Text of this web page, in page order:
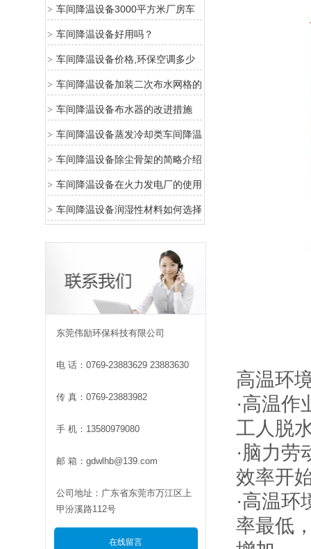
准
> 车间降温设备3000平方米厂房车
间降温需要安装多少台环保空调
> 车间降温设备好用吗？
> 车间降温设备价格,环保空调多少
钱一台最新报价
> 车间降温设备加装二次布水网格的
好处
> 车间降温设备布水器的改进措施
> 车间降温设备蒸发冷却类车间降温
设备优点
> 车间降温设备除尘骨架的简略介绍
> 车间降温设备在火力发电厂的使用
> 车间降温设备润湿性材料如何选择
东莞伟励环保科技有限公司
电 话：0769-23883629 23883630
传 真：0769-23883982
手 机：13580979080
邮 箱：gdwlhb@139.com
公司地址：广东省东莞市万江区上
甲汾溪路112号
在线留言
高温环
·高温
工人脱
·脑力
效率开
·高温
率最低